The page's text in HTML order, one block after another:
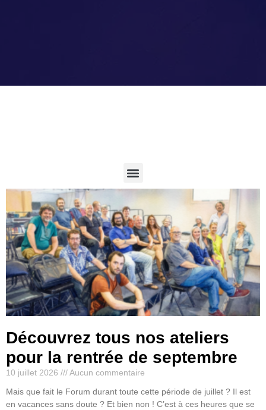
Découvrez tous nos ateliers
pour la rentrée de septembre
10 juillet 2026
Aucun commentaire
Mais que fait le Forum durant toute cette période de juillet ? Il est
en vacances sans doute ? Et bien non ! C’est à ces heures que se